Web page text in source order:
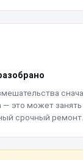
— это может
срочный ремонт.